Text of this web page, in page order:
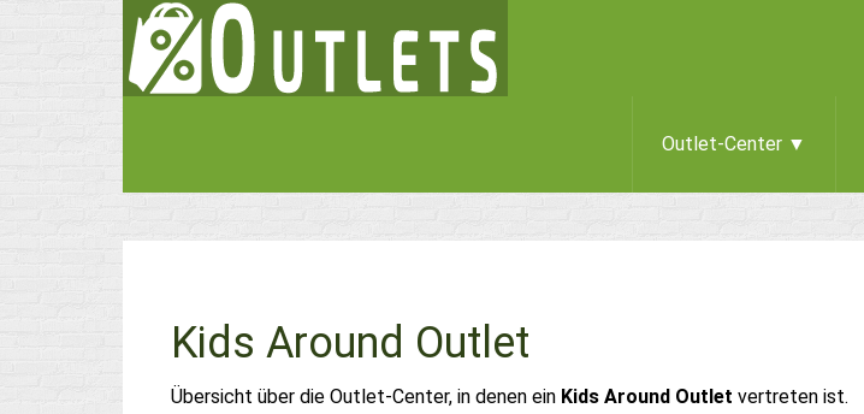
Outlet-Center ▼
Kids Around Outlet
Übersicht über die Outlet-Center, in denen ein Kids Around Outlet vertreten ist.